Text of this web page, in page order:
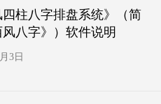
四柱八字排盘系统》（简
八字》）软件说明
3日